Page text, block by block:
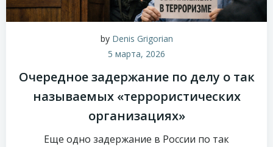
by Denis Grigorian
5 марта, 2026
Очередное задержание по делу о так
называемых «террористических
организациях»
Еще одно задержание в России по так